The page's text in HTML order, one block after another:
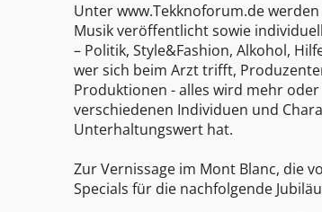
Unter www.Tekknoforum.de
Musik veröffentlicht sowie
– Politik, Style&Fashion, Alkohol,
wer sich beim Arzt trifft,
Produktionen - alles wird mehr
verschiedenen Individuen und
Unterhaltungswert hat.
Zur Vernissage im Mont Blanc, die
Specials für die nachfolgende